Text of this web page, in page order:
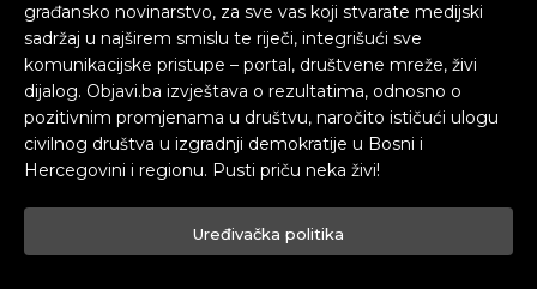
građansko novinarstvo, za sve vas koji stvarate medijski
sadržaj u najširem smislu te riječi, integrišući sve
komunikacijske pristupe – portal, društvene mreže, živi
dijalog. Objavi.ba izvještava o rezultatima, odnosno o
pozitivnim promjenama u društvu, naročito ističući ulogu
civilnog društva u izgradnji demokratije u Bosni i
Hercegovini i regionu. Pusti priču neka živi!
Uređivačka politika